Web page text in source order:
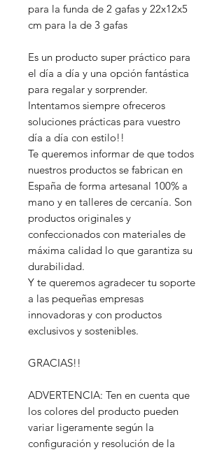
para la funda de 2 gafas y 22x12x5
cm para la de 3 gafas
Es un producto super práctico para
el día a día y una opción fantástica
para regalar y sorprender.
Intentamos siempre ofreceros
soluciones prácticas para vuestro
día a día con estilo!!
Te queremos informar de que todos
nuestros productos se fabrican en
España de forma artesanal 100% a
mano y en talleres de cercanía. Son
productos originales y
confeccionados con materiales de
máxima calidad lo que garantiza su
durabilidad.
Y te queremos agradecer tu soporte
a las pequeñas empresas
innovadoras y con productos
exclusivos y sostenibles.
GRACIAS!!
ADVERTENCIA: Ten en cuenta que
los colores del producto pueden
variar ligeramente según la
configuración y resolución de la